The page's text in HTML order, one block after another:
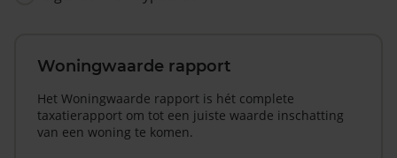
Woningwaarde rapport
Het Woningwaarde rapport is hét complete
taxatierapport om tot een juiste waarde inschatting
van een woning te komen.